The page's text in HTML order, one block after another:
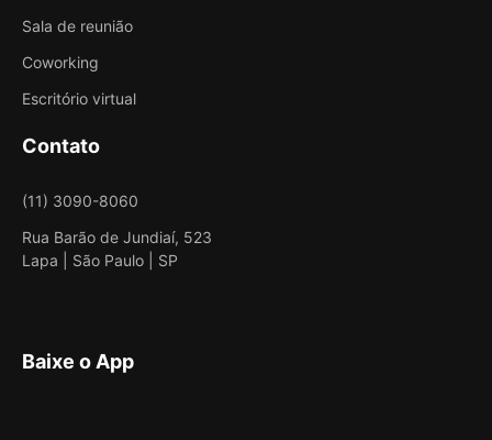
Sala de reunião
Coworking
Escritório virtual
Contato
(11) 3090-8060
Rua Barão de Jundiaí, 523
Lapa | São Paulo | SP
Baixe o App